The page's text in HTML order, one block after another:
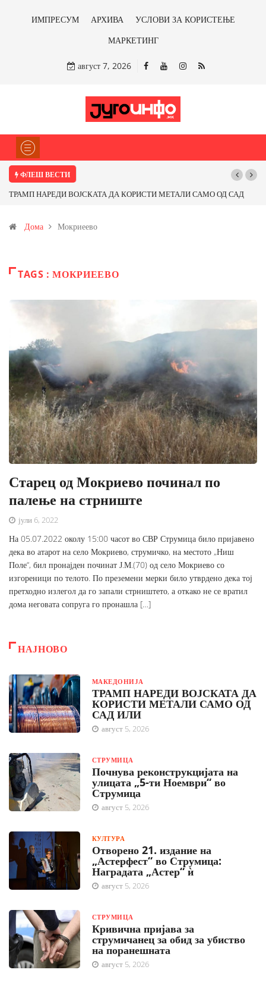
ИМПРЕСУМ АРХИВА
УСЛОВИ ЗА КОРИСТЕЊЕ
МАРКЕТИНГ
август 7, 2026
ФЛЕШ ВЕСТИ
ТРАМП НАРЕДИ ВОЈСКАТА ДА КОРИСТИ МЕТАЛИ САМО ОД САД
Иловица и со антимонот?
Дома Мокриеево
TAGS : МОКРИЕЕВО
Старец од Мокриево починал по
палење на стрниште
јули 6, 2022
На 05.07.2022 околу 15:00 часот во СВР Струмица било пријавено
дека во атарот на село Мокриево, струмичко, на местото „Ниш
Поле“, бил пронајден починат Ј.М.(70) од село Мокриево со
изгореници по телото. По преземени мерки било утврдено дека тој
претходно излегол да го запали стрништето, а откако не се вратил
дома неговата сопруга го пронашла […]
НАЈНОВО
МАКЕДОНИЈА
ТРАМП НАРЕДИ ВОЈСКАТА ДА
КОРИСТИ МЕТАЛИ САМО ОД
САД ИЛИ
август 5, 2026
СТРУМИЦА
Почнува реконструкцијата на
улицата „5-ти Ноември“ во
Струмица
август 5, 2026
КУЛТУРА
Отворено 21. издание на
„Астерфест“ во Струмица:
Наградата „Астер“ ѝ
август 5, 2026
СТРУМИЦА
Кривична пријава за
струмичанец за обид за убиство
на поранешната
август 5, 2026